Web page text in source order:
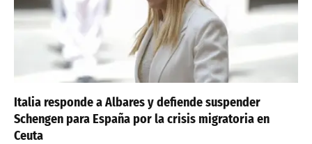
Italia responde a Albares y defiende suspender
Schengen para España por la crisis migratoria en
Ceuta